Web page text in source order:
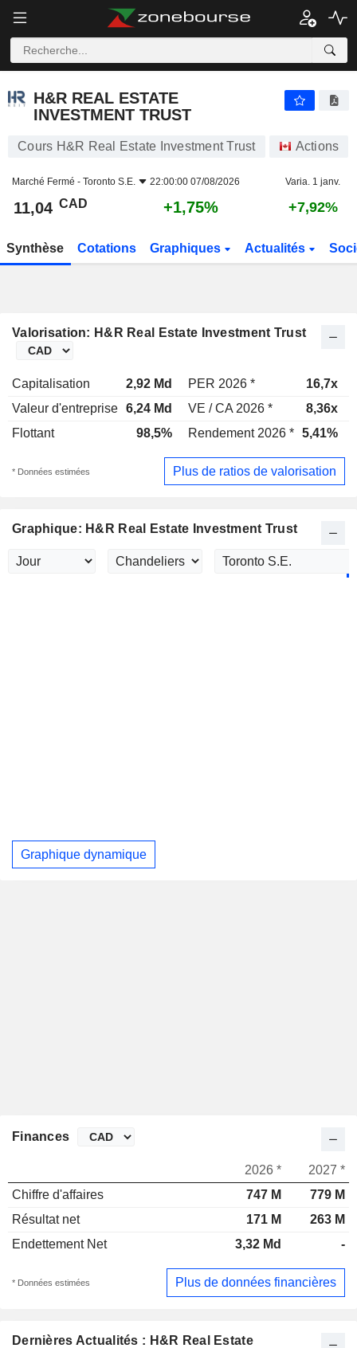
H&R REAL ESTATE
INVESTMENT TRUST
Cours H&R Real Estate Investment Trust Actions
Marché Fermé - Toronto S.E. 22:00:00 07/08/2026 Varia. 1 janv.
11,04 CAD +1,75% +7,92%
Synthèse Cotations Graphiques Actualités
Valorisation: H&R Real Estate Investment Trust
Capitalisation 2,92 Md PER 2026 * 16,7x
Valeur d'entreprise 6,24 Md VE / CA 2026 * 8,36x
Flottant
98,5% Rendement 2026 * 5,41%
* Données estimées Plus de ratios de valorisation
Graphique: H&R Real Estate Investment Trust
Graphique dynamique
Dernières Actualités : H&R Real Estate
Finances
2026 *
2027 *
Chiffre d'affaires
747 M
779 M
Résultat net
171 M
263 M
Endettement Net
3,32 Md -
* Données estimées Plus de données financières